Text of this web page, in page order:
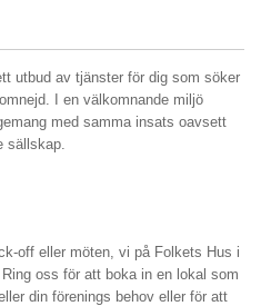
utbud av tjänster för dig som söker
I en välkomnande miljö
med samma insats oavsett
sällskap.
off eller möten, vi på Folkets Hus i
oss för att boka in en lokal som
din förenings behov eller för att